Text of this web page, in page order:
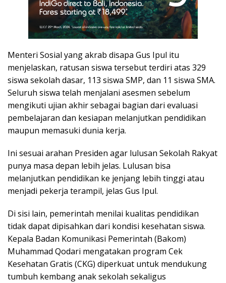
Menteri Sosial yang akrab disapa Gus Ipul itu
menjelaskan, ratusan siswa tersebut terdiri atas 329
siswa sekolah dasar, 113 siswa SMP, dan 11 siswa SMA.
Seluruh siswa telah menjalani asesmen sebelum
mengikuti ujian akhir sebagai bagian dari evaluasi
pembelajaran dan kesiapan melanjutkan pendidikan
maupun memasuki dunia kerja.
Ini sesuai arahan Presiden agar lulusan Sekolah Rakyat
punya masa depan lebih jelas. Lulusan bisa
melanjutkan pendidikan ke jenjang lebih tinggi atau
menjadi pekerja terampil, jelas Gus Ipul.
Di sisi lain, pemerintah menilai kualitas pendidikan
tidak dapat dipisahkan dari kondisi kesehatan siswa.
Kepala Badan Komunikasi Pemerintah (Bakom)
Muhammad Qodari mengatakan program Cek
Kesehatan Gratis (CKG) diperkuat untuk mendukung
tumbuh kembang anak sekolah sekaligus